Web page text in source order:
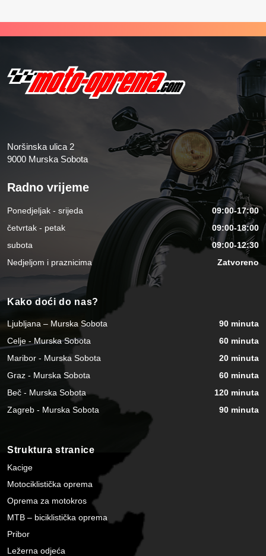
Noršinska ulica 2
9000 Murska Sobota
Radno vrijeme
Ponedjeljak - srijeda
09:00-17:00
četvrtak - petak
09:00-18:00
subota
09:00-12:30
Nedjeljom i praznicima
Zatvoreno
Kako doći do nas?
Ljubljana – Murska Sobota
90 minuta
Celje - Murska Sobota
60 minuta
Maribor - Murska Sobota
20 minuta
Graz - Murska Sobota
60 minuta
Beč - Murska Sobota
120 minuta
Zagreb - Murska Sobota
90 minuta
Struktura stranice
Kacige
Motociklistička oprema
Oprema za motokros
MTB – biciklistička oprema
Pribor
Ležerna odjeća